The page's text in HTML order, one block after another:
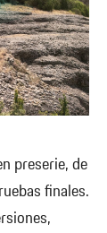
preserie, de
finales.